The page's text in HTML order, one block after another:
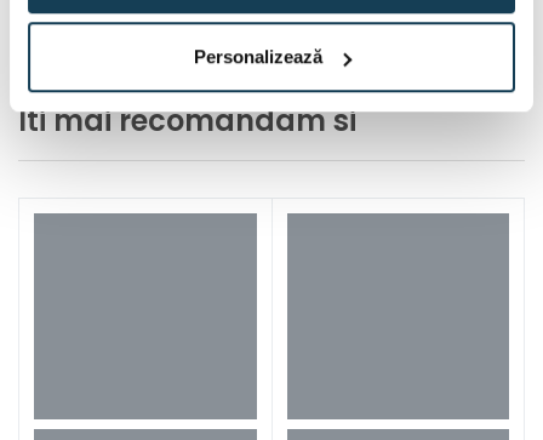
Personalizează
Iti mai recomandam si